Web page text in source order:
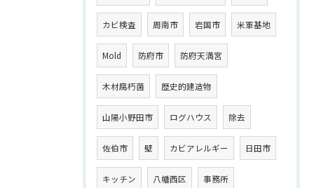
カビ検査 周南市 岩国市 米軍基地
Mold 防府市 防府天満宮
木材腐朽菌 歴史的建造物
山陽小野田市 ログハウス 除去
佐伯市 壁 カビアレルギー 日田市
キッチン 八幡西区 事務所